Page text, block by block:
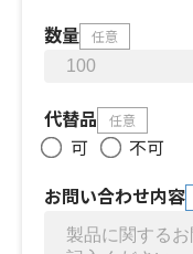
数量 任意
代替品 任意
可
不可
お問い合わせ内容